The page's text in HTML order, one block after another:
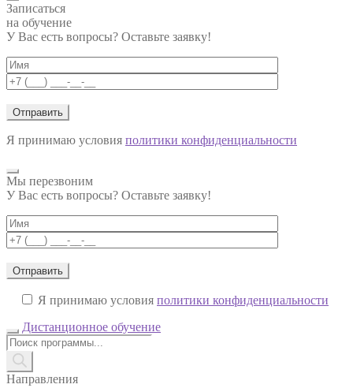
Записаться
на обучение
У Вас есть вопросы? Оставьте заявку!
Я принимаю условия политики конфиденциальности
Мы перезвоним
У Вас есть вопросы? Оставьте заявку!
Я принимаю условия политики конфиденциальности
Дистанционное обучение
Поиск
товаров
Направления